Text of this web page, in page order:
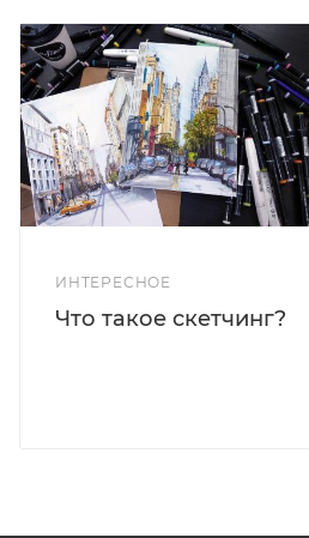
ИНТЕРЕСНОЕ
Что такое скетчинг?